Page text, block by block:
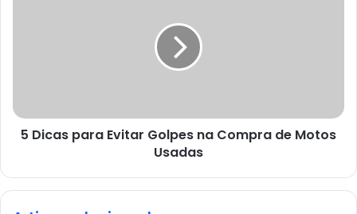
5 Dicas para Evitar Golpes na Compra de Motos
Usadas